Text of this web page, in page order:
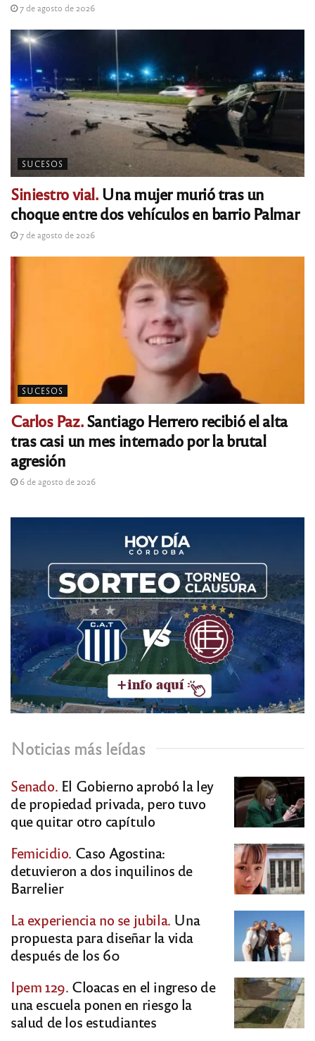
7 de agosto de 2026
SUCESOS
Siniestro vial.Una mujer murió tras un
choque entre dos vehículos en barrio Palmar
7 de agosto de 2026
SUCESOS
Carlos Paz.Santiago Herrero recibió el alta
tras casi un mes internado por la brutal
agresión
6 de agosto de 2026
Noticias más leídas
Senado. El Gobierno aprobó la ley
de propiedad privada, pero tuvo
que quitar otro capítulo
Femicidio. Caso Agostina:
detuvieron a dos inquilinos de
Barrelier
La experiencia no se jubila. Una
propuesta para diseñar la vida
después de los 60
Ipem 129. Cloacas en el ingreso de
una escuela ponen en riesgo la
salud de los estudiantes